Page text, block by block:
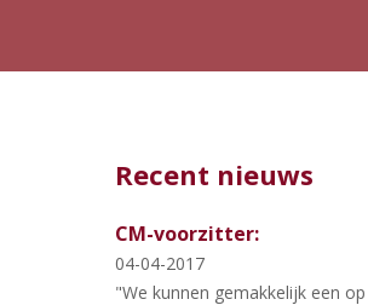
Recent nieuws
CM-voorzitter:
04-04-2017
"We kunnen gemakkelijk een